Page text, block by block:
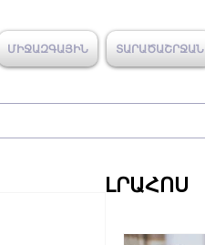
ՄԻՋԱԶԳԱՅԻՆ ՏԱՐԱԾԱՇՐՋԱՆ
ԼՐԱՀՈՍ